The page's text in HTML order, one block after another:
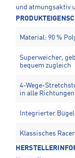
und atmungsaktiv
Material: 90 %
Superweicher,
bequem zugleich
4-Wege-
in alle Richtungen
Integrierter
Klassisches